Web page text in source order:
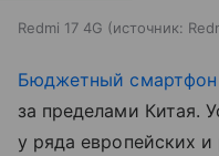
Redmi 17 4G источник:
Бюджетный смартфон
за пределами Китая.
у ряда европейских